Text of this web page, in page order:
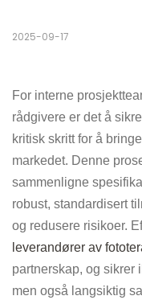
2025-09-17
For interne
rådgivere er det å
kritisk skritt for å
markedet. Denne
sammenligne
robust, standardisert
og redusere risikoer.
leverandører av
partnerskap, og sikrer
men også langsiktig